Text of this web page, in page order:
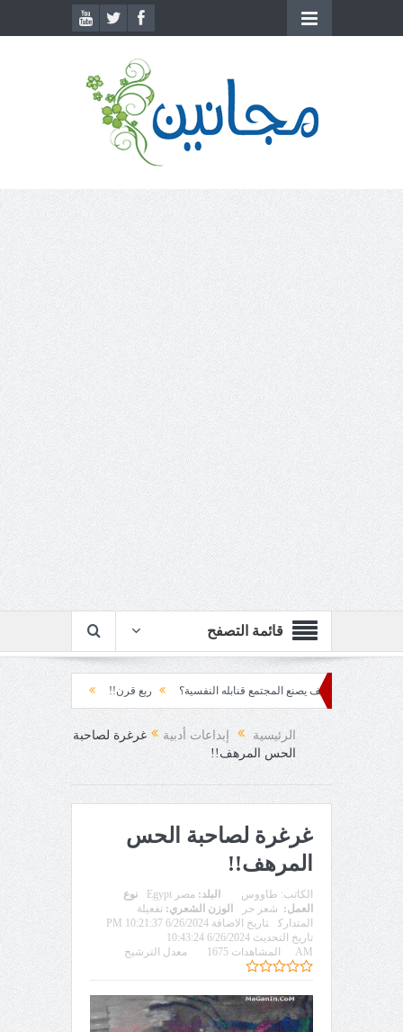
قائمة التصفح
كيف يصنع المجتمع قنابله النفسية؟ ربع قرن!! رزقٌ من يستكثره؟!
العقاد!!
الرئيسية إبداعات أدبية
غرغرة لصاحبة
الحس المرهف!!
غرغرة لصاحبة الحس
المرهف!!
الكاتب: طاووس البلد: مصر Egypt
نوع
العمل: شعر حر الوزن الشعري: تفعيلة
المتدارك
تاريخ الاضافة 6/26/2024 10:21:37 PM
تاريخ التحديث 6/26/2024 10:43:24
AM
المشاهدات 1675 معدل الترشيح